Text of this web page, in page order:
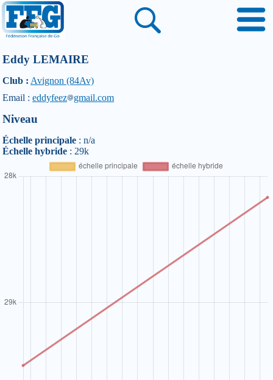
Eddy LEMAIRE
Club : Avignon (84Av)
Email : eddyfeez gmail.com
Niveau
Échelle principale : n/a
Échelle hybride : 29k